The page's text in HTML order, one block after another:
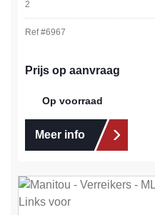
2
Ref #6967
Prijs op aanvraag
Op voorraad
Meer info